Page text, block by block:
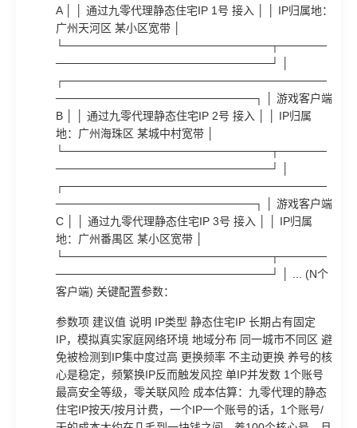
A │ │ 通过九零代理静态住宅IP 1号 接入 │ │ IP归属地：
广州天河区 某小区宽带 │
└──────────────────────────┬──────
───────────────────────────┘ │
┌─────────────────────────────────
─────────────────────────┐ │ 游戏客户端
B │ │ 通过九零代理静态住宅IP 2号 接入 │ │ IP归属
地：广州海珠区 某城中村宽带 │
└──────────────────────────┬──────
───────────────────────────┘ │
┌─────────────────────────────────
─────────────────────────┐ │ 游戏客户端
C │ │ 通过九零代理静态住宅IP 3号 接入 │ │ IP归属
地：广州番禺区 某小区宽带 │
└──────────────────────────┬──────
───────────────────────────┘ │ ... (N个
客户端) 关键配置参数：
参数项 建议值 说明 IP类型 静态住宅IP 长期占有固定
IP，模拟真实家庭网络环境 地域分布 同一城市不同区 避
免被检测到IP集中度过高 更换频率 不主动更换 养号的核
心是稳定，频繁换IP反而触发风控 单IP并发数 1个账号
最高安全等级，零关联风险 成本估算：九零代理的静态
住宅IP按天/按月计费，一个IP一个账号的话，1个账号/